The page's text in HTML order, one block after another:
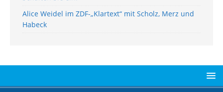
Alice Weidel im ZDF-„Klartext“ mit Scholz, Merz und
Habeck